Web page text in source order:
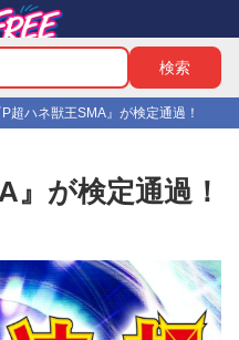
P超ハネ獣王SMA』が検定通過！
』が検定通過！